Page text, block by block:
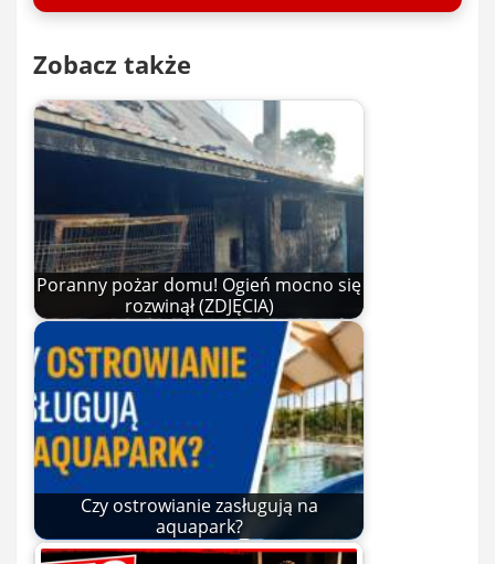
Zobacz także
Poranny pożar domu! Ogień mocno się
rozwinął (ZDJĘCIA)
Czy ostrowianie zasługują na
aquapark?